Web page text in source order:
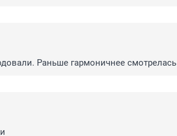
Раньше гармоничнее смотрелась